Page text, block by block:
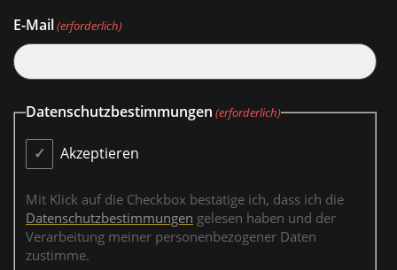
E-Mail(erforderlich)
Datenschutzbestimmungen (erforderlich)
Akzeptieren
Mit Klick auf die Checkbox bestätige ich, dass ich die
Datenschutzbestimmungen gelesen haben und der
Verarbeitung meiner personenbezogener Daten
zustimme.